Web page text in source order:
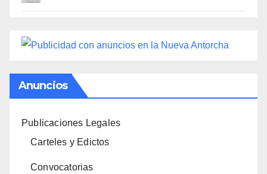
Anuncios
Publicaciones Legales
Carteles y Edictos
Convocatorias